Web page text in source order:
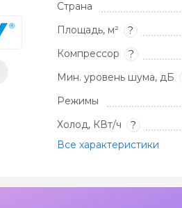
Страна
Площадь, м²
?
Компрессор
?
Мин. уровень шума, дБ
Режимы
Холод, КВт/ч
?
Все характеристики